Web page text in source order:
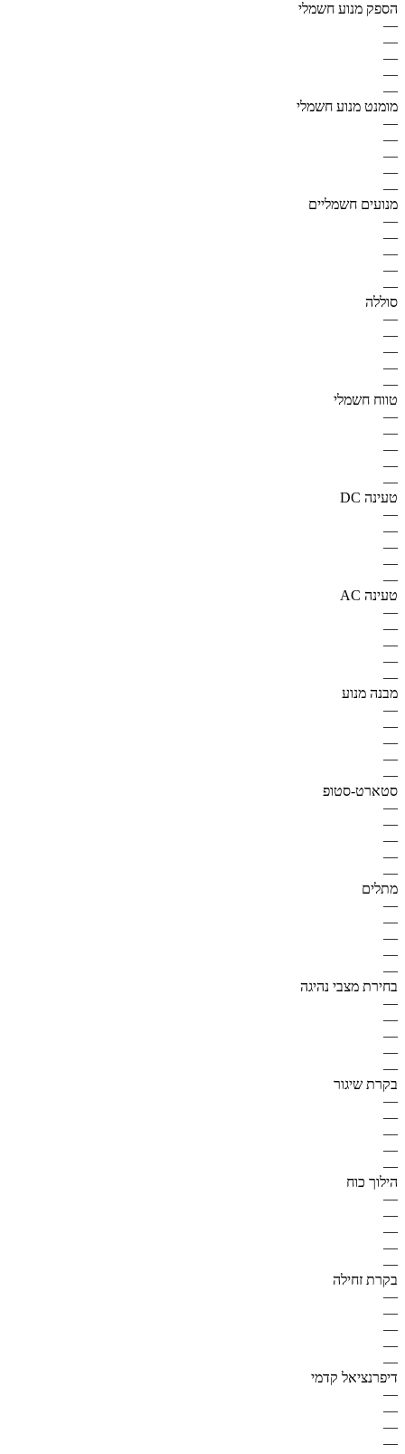
הספק מנוע חשמלי
—
—
—
—
—
מומנט מנוע חשמלי
—
—
—
—
—
מנועים חשמליים
—
—
—
—
—
סוללה
—
—
—
—
—
טווח חשמלי
—
—
—
—
—
טעינה DC
—
—
—
—
—
טעינה AC
—
—
—
—
—
מבנה מנוע
—
—
—
—
—
סטארט-סטופ
—
—
—
—
—
מתלים
—
—
—
—
—
בחירת מצבי נהיגה
—
—
—
—
—
בקרת שיגור
—
—
—
—
—
הילוך כוח
—
—
—
—
—
בקרת זחילה
—
—
—
—
—
דיפרנציאל קדמי
—
—
—
—